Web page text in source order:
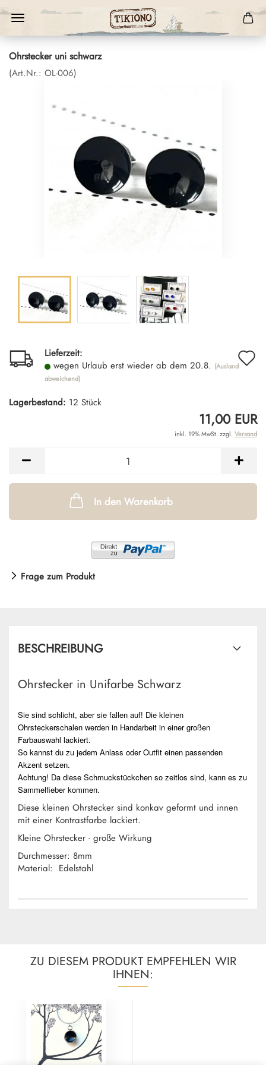
Ohrstecker uni schwarz
(Art.Nr.: OL-006)
Lieferzeit:
wegen Urlaub erst wieder ab dem 20.8. (Ausland
abweichend)
Lagerbestand: 12 Stück
11,00 EUR
inkl. 19% MwSt. zzgl. Versand
In den Warenkorb
Frage zum Produkt
BESCHREIBUNG
Ohrstecker in Unifarbe Schwarz
Sie sind schlicht, aber sie fallen auf! Die kleinen
Ohrsteckerschalen werden in Handarbeit in einer großen
Farbauswahl lackiert.
So kannst du zu jedem Anlass oder Outfit einen passenden
Akzent setzen.
Achtung! Da diese Schmuckstückchen so zeitlos sind, kann es zu
Sammelfieber kommen.
Diese kleinen Ohrstecker sind konkav geformt und innen
mit einer Kontrastfarbe lackiert.
Kleine Ohrstecker - große Wirkung
Durchmesser: 8mm
Material: Edelstahl
ZU DIESEM PRODUKT EMPFEHLEN WIR
IHNEN: